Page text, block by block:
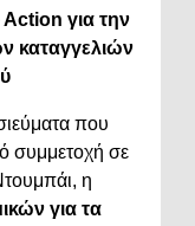
για την
καταγγελιών
που
συμμετοχή σε
η
για τα